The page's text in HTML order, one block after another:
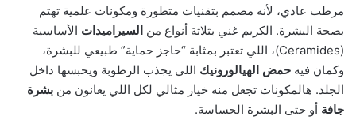
مرطب عادي، لأنه مصمم بتقنيات متطورة ومكونات علمية تهتم
بصحة البشرة. الكريم غني بثلاثة أنواع من السيراميدات الأساسية
(Ceramides)، اللي تعتبر بمثابة “حاجز حماية” طبيعي للبشرة،
وكمان فيه حمض الهيالورونيك اللي يجذب الرطوبة ويحبسها داخل
الجلد. هالمكونات تجعل منه خيار مثالي لكل اللي يعانون من بشرة
جافة أو حتى البشرة الحساسة.